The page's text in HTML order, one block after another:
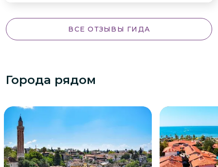
ВСЕ ОТЗЫВЫ ГИДА
Города рядом